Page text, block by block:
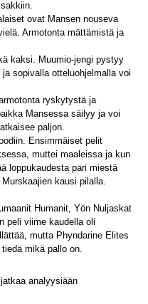
ovat Mansen nouseva
Armotonta mättämistä ja
kaksi. Muumio-jengi pystyy
sopivalla otteluohjelmalla voi
ryskytystä ja
Mansessa säilyy ja voi
paljon.
Ensimmäiset pelit
muttei maaleissa ja kun
loppukaudesta pari miestä
kausi pilalla.
Humanit, Yön Nuljaskat
peli viime kaudella oli
mutta Phyndarine Elites
mikä pallo on.
analyysiään